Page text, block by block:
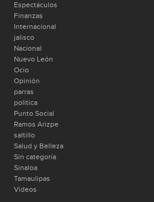
Espectáculos
Finanzas
Internacional
jalisco
Nacional
Nuevo León
Ocio
Opinión
parras
politica
Punto Social
Ramos Arizpe
saltillo
Salud y Belleza
Sin categoría
Sinaloa
Tamaulipas
Videos